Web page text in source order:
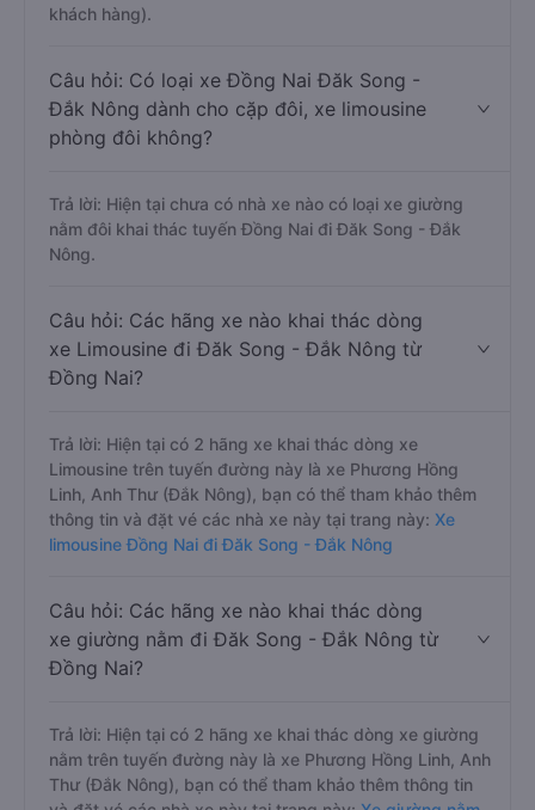
khách hàng).
Câu hỏi: Có loại xe Đồng Nai Đăk Song -
Đắk Nông dành cho cặp đôi, xe limousine
phòng đôi không?
Trả lời: Hiện tại chưa có nhà xe nào có loại xe giường
nằm đôi khai thác tuyến Đồng Nai đi Đăk Song - Đắk
Nông.
Câu hỏi: Các hãng xe nào khai thác dòng
xe Limousine đi Đăk Song - Đắk Nông từ
Đồng Nai?
Trả lời: Hiện tại có 2 hãng xe khai thác dòng xe
Limousine trên tuyến đường này là xe Phương Hồng
Linh, Anh Thư (Đắk Nông), bạn có thể tham khảo thêm
thông tin và đặt vé các nhà xe này tại trang này: Xe
limousine Đồng Nai đi Đăk Song - Đắk Nông
Câu hỏi: Các hãng xe nào khai thác dòng
xe giường nằm đi Đăk Song - Đắk Nông từ
Đồng Nai?
Trả lời: Hiện tại có 2 hãng xe khai thác dòng xe giường
nằm trên tuyến đường này là xe Phương Hồng Linh, Anh
Thư (Đắk Nông), bạn có thể tham khảo thêm thông tin